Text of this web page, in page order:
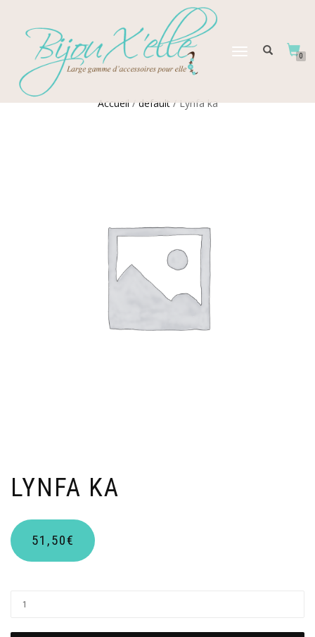
DÉPLIER
0
Accueil/default/ Lynfa ka
LYNFA KA
51,50€